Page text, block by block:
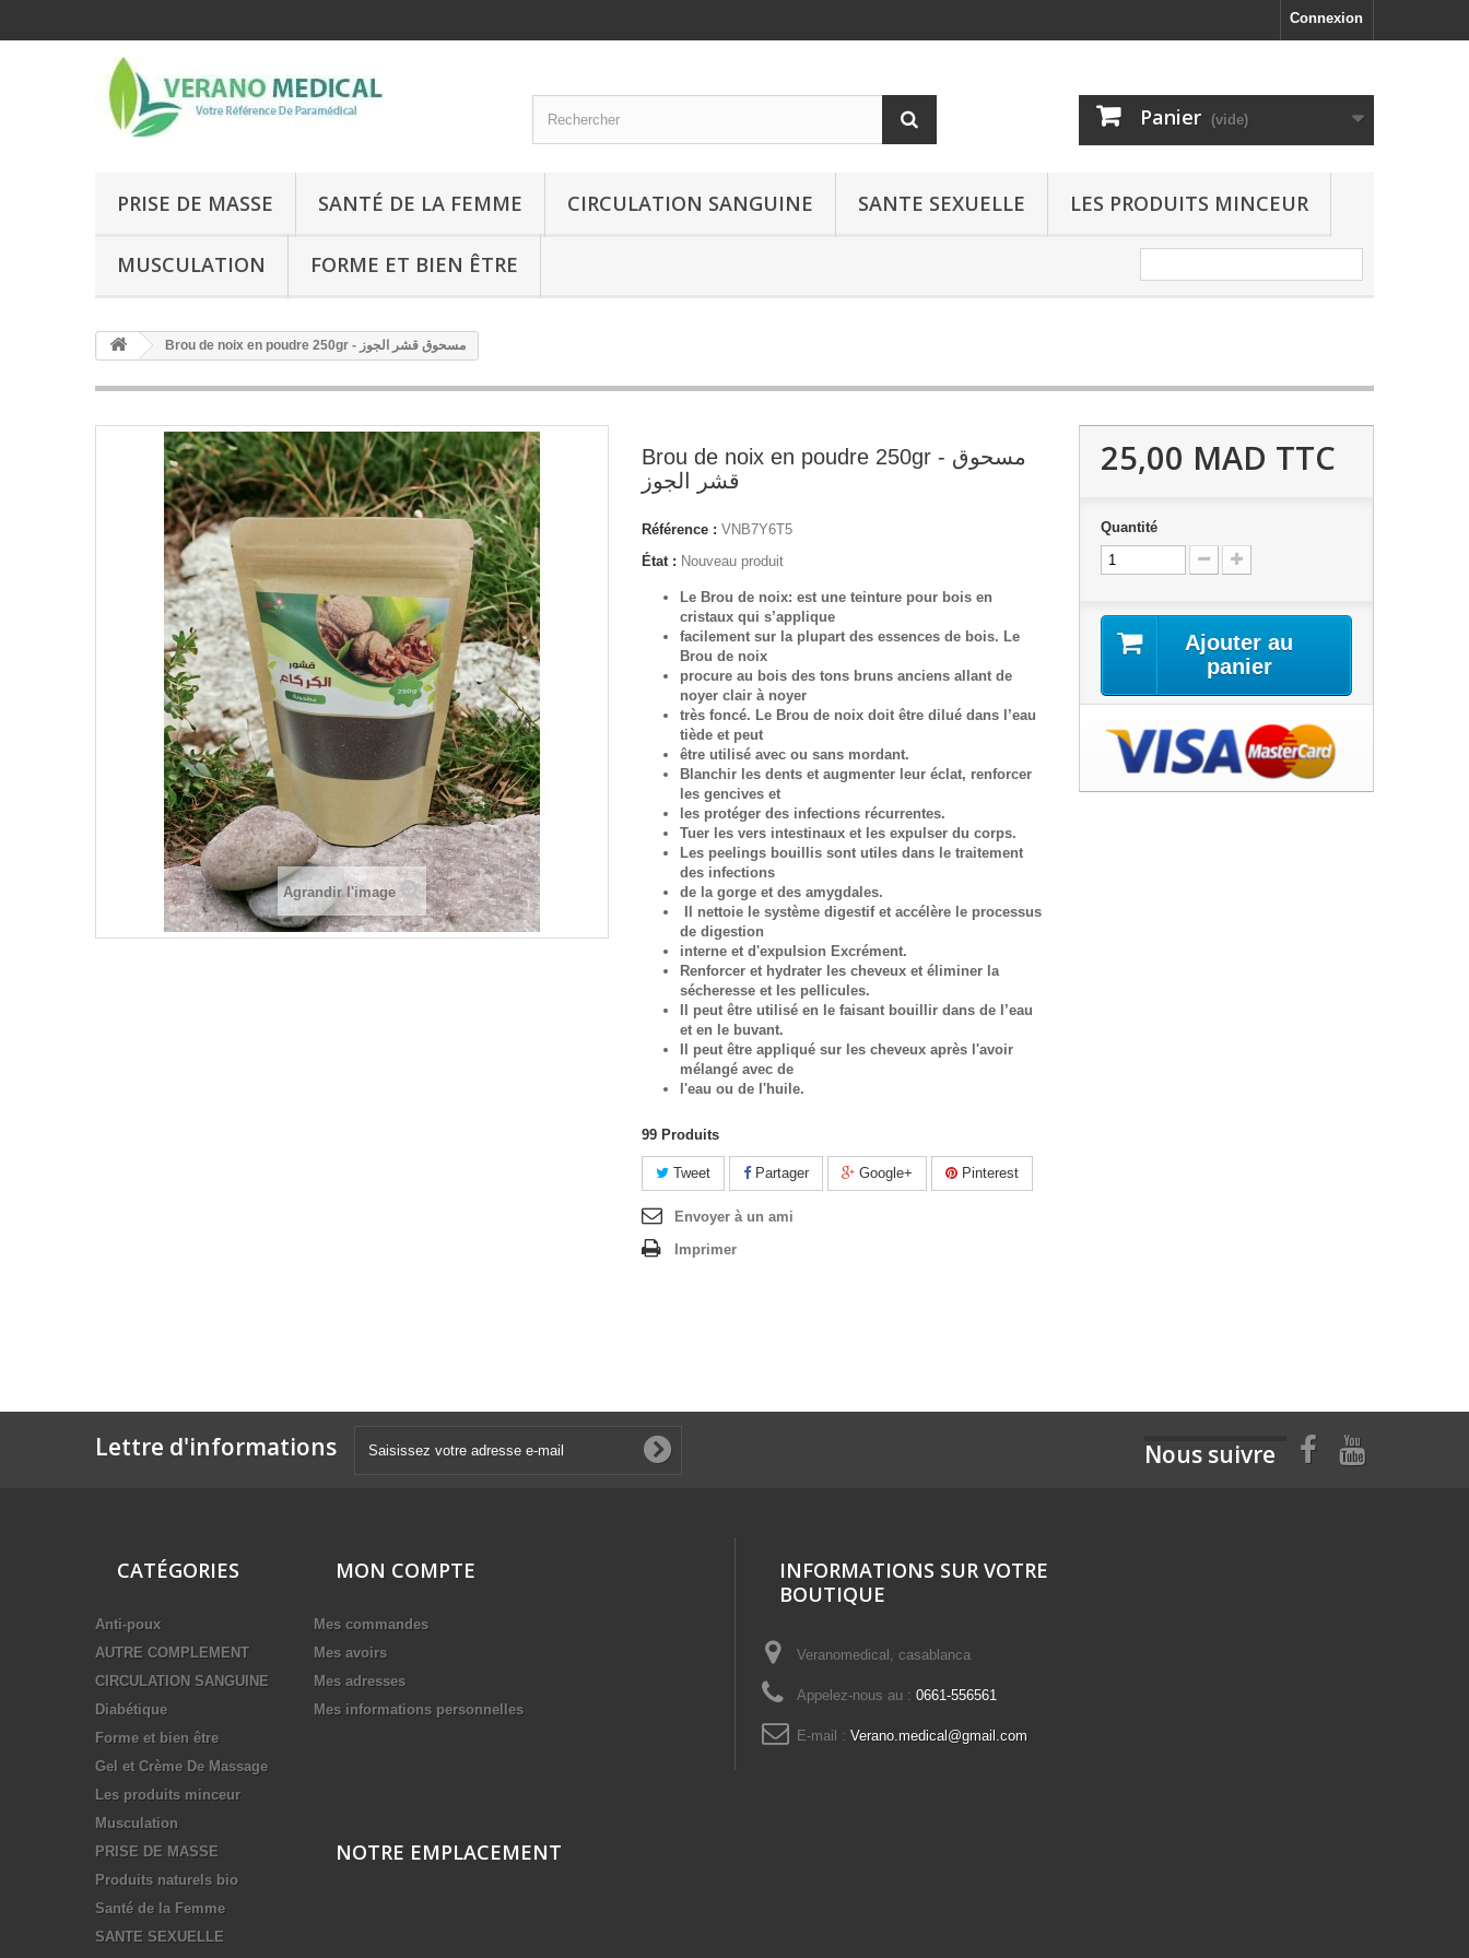
Connexion
Panier (vide)
PRISE DE MASSE SANTÉ DE LA FEMME CIRCULATION SANGUINE SANTE SEXUELLE LES PRODUITS MINCEUR
MUSCULATION FORME ET BIEN ÊTRE
Brou de noix en poudre 250gr - مسحوق قشر الجوز
Agrandir l'image
Brou de noix en poudre 250gr - مسحوق
قشر الجوز
Référence : VNB7Y6T5
État : Nouveau produit
Le Brou de noix: est une teinture pour bois en
cristaux qui s’applique
facilement sur la plupart des essences de bois. Le
Brou de noix
procure au bois des tons bruns anciens allant de
noyer clair à noyer
très foncé. Le Brou de noix doit être dilué dans l’eau
tiède et peut
être utilisé avec ou sans mordant.
Blanchir les dents et augmenter leur éclat, renforcer
les gencives et
les protéger des infections récurrentes.
Tuer les vers intestinaux et les expulser du corps.
Les peelings bouillis sont utiles dans le traitement
des infections
de la gorge et des amygdales.
Il nettoie le système digestif et accélère le processus
de digestion
interne et d'expulsion Excrément.
Renforcer et hydrater les cheveux et éliminer la
sécheresse et les pellicules.
Il peut être utilisé en le faisant bouillir dans de l’eau
et en le buvant.
Il peut être appliqué sur les cheveux après l'avoir
mélangé avec de
l'eau ou de l'huile.
99 Produits
Tweet Partager Google+ Pinterest
Envoyer à un ami
Imprimer
25,00 MAD TTC
Quantité
Ajouter au
panier
Lettre d'informations Nous suivre
CATÉGORIES
Anti-poux
AUTRE COMPLEMENT
CIRCULATION SANGUINE
Diabétique
Forme et bien être
Gel et Crème De Massage
Les produits minceur
Musculation
PRISE DE MASSE
Produits naturels bio
Santé de la Femme
SANTE SEXUELLE
MON COMPTE
Mes commandes
Mes avoirs
Mes adresses
Mes informations personnelles
INFORMATIONS SUR VOTRE
BOUTIQUE
Veranomedical, casablanca
Appelez-nous au : 0661-556561
E-mail : Verano.medical@gmail.com
NOTRE EMPLACEMENT